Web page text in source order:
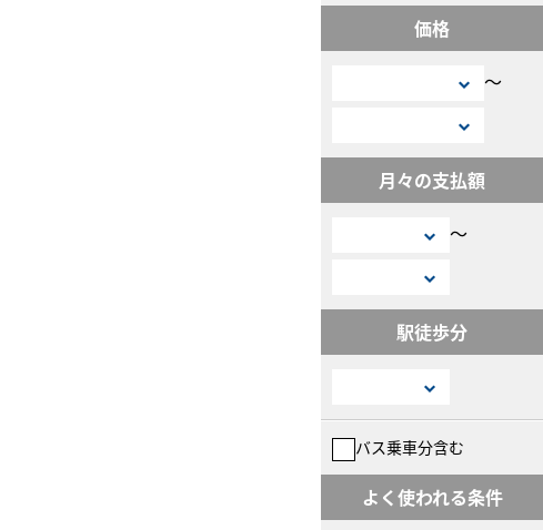
価格
〜
月々の支払額
〜
駅徒歩分
バス乗車分含む
よく使われる条件